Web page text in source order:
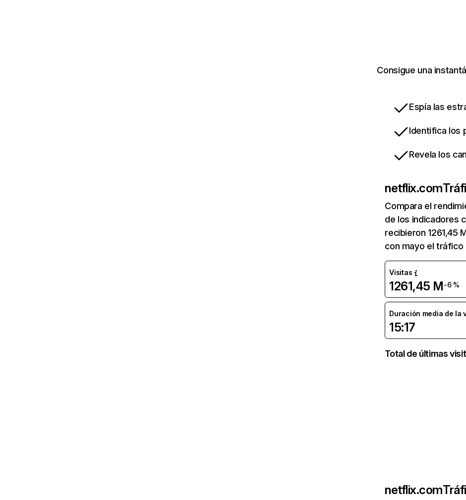
Consigue una
Espía las
Identifica los
Revela los
netflix.com
Compara el
de los indicadores
recibieron 1261,45
con mayo el tráfico
Visitas
1261,45 M-6 %
Duración media de la
15:17
Total de últimas
netflix.com